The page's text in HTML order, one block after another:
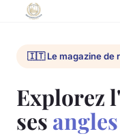
🇮🇹 Le magazine de
Explorez
ses angles